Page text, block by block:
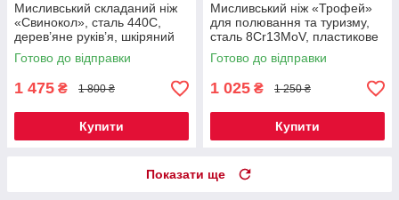
Мисливський складаний ніж
«Свинокол», сталь 440C,
дерев’яне руків’я, шкіряний
чохол
Готово до відправки
1 475 ₴ 1 800 ₴
Купити
Мисливський ніж «Трофей»
для полювання та туризму,
сталь 8Cr13MoV, пластикове
руків’я, чохол з кордури
Готово до відправки
1 025 ₴ 1 250 ₴
Купити
Показати ще